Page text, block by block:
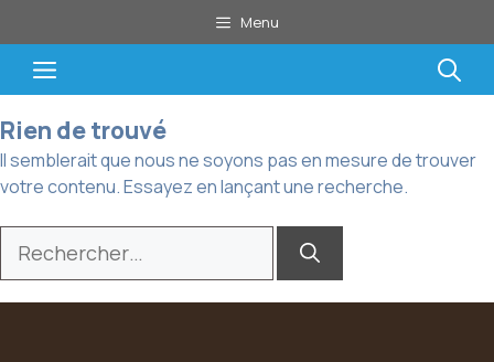
au
contenu
Menu
Menu
Rien de trouvé
Il semblerait que nous ne soyons pas en mesure de trouver
votre contenu. Essayez en lançant une recherche.